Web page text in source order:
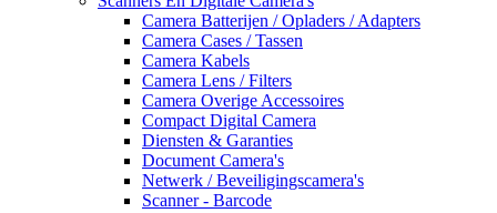
Camera Batterijen / Opladers / Adapters
Camera Cases / Tassen
Camera Kabels
Camera Lens / Filters
Camera Overige Accessoires
Compact Digital Camera
Diensten & Garanties
Document Camera's
Netwerk / Beveiligingscamera's
Scanner - Barcode